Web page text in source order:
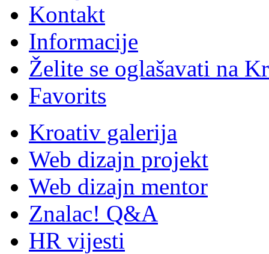
Kontakt
Informacije
Želite se oglašavati na
Favorits
Kroativ galerija
Web dizajn projekt
Web dizajn mentor
Znalac! Q&A
HR vijesti